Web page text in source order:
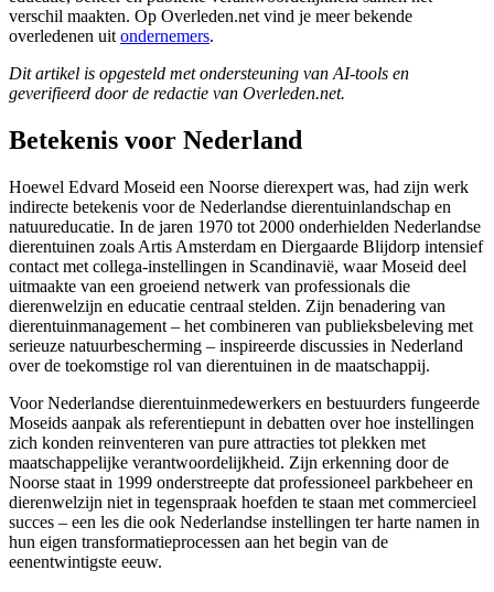
verschil maakten. Op Overleden.net vind je meer bekende
overledenen uit ondernemers.
Dit artikel is opgesteld met ondersteuning van AI-tools en
geverifieerd door de redactie van Overleden.net.
Betekenis voor Nederland
Hoewel Edvard Moseid een Noorse dierexpert was, had zijn werk
indirecte betekenis voor de Nederlandse dierentuinlandschap en
natuureducatie. In de jaren 1970 tot 2000 onderhielden Nederlandse
dierentuinen zoals Artis Amsterdam en Diergaarde Blijdorp intensief
contact met collega-instellingen in Scandinavië, waar Moseid deel
uitmaakte van een groeiend netwerk van professionals die
dierenwelzijn en educatie centraal stelden. Zijn benadering van
dierentuinmanagement – het combineren van publieksbeleving met
serieuze natuurbescherming – inspireerde discussies in Nederland
over de toekomstige rol van dierentuinen in de maatschappij.
Voor Nederlandse dierentuinmedewerkers en bestuurders fungeerde
Moseids aanpak als referentiepunt in debatten over hoe instellingen
zich konden reinventeren van pure attracties tot plekken met
maatschappelijke verantwoordelijkheid. Zijn erkenning door de
Noorse staat in 1999 onderstreepte dat professioneel parkbeheer en
dierenwelzijn niet in tegenspraak hoefden te staan met commercieel
succes – een les die ook Nederlandse instellingen ter harte namen in
hun eigen transformatieprocessen aan het begin van de
eenentwintigste eeuw.